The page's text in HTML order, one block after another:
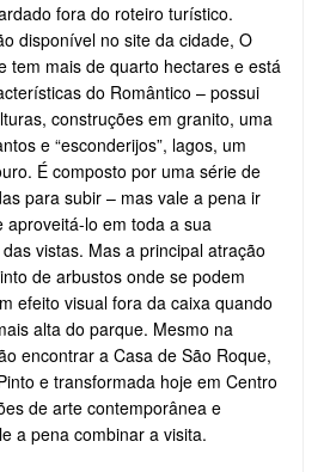
fora do roteiro turístico.
disponível no site da cidade, O
tem mais de quarto hectares e está
do Romântico – possui
construções em granito, uma
e “esconderijos”, lagos, um
É composto por uma série de
para subir – mas vale a pena ir
aproveitá-lo em toda a sua
vistas. Mas a principal atração
de arbustos onde se podem
efeito visual fora da caixa quando
alta do parque. Mesmo na
encontrar a Casa de São Roque,
e transformada hoje em Centro
de arte contemporânea e
a pena combinar a visita.